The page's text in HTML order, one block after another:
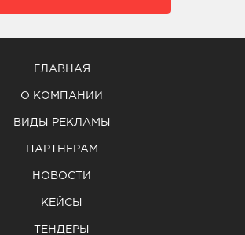
ГЛАВНАЯ
О КОМПАНИИ
ВИДЫ РЕКЛАМЫ
ПАРТНЕРАМ
НОВОСТИ
КЕЙСЫ
ТЕНДЕРЫ